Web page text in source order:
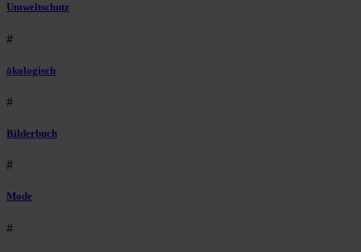
Umweltschutz
#
ökologisch
#
Bilderbuch
#
Mode
#